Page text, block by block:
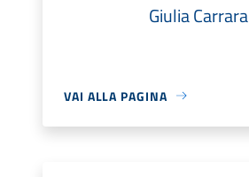
Giulia Carrara
VAI ALLA PAGINA